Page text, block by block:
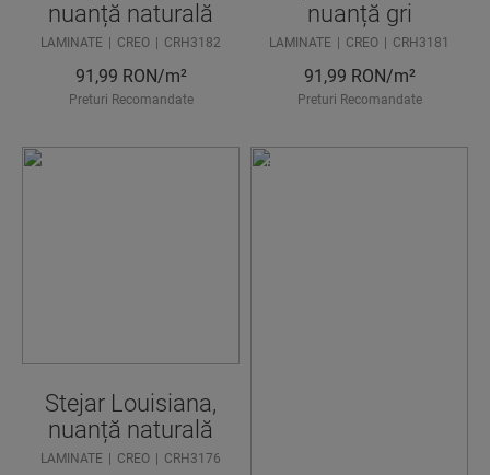
nuanță naturală
LAMINATE CREO CRH3182
91,99 RON/m²
Preturi Recomandate
nuanță gri
LAMINATE CREO CRH3181
91,99 RON/m²
Preturi Recomandate
Stejar Louisiana,
nuanță naturală
LAMINATE CREO CRH3176